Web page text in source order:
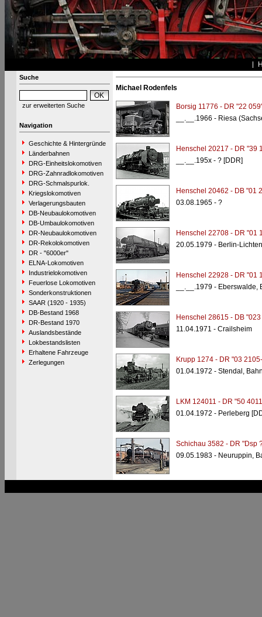
Suche
zur erweiterten Suche
Navigation
Geschichte & Hintergründe
Länderbahnen
DRG-Einheitslokomotiven
DRG-Zahnradlokomotiven
DRG-Schmalspurlok.
Kriegslokomotiven
Verlagerungsbauten
DB-Neubaulokomotiven
DB-Umbaulokomotiven
DR-Neubaulokomotiven
DR-Rekolokomotiven
DR - "6000er"
ELNA-Lokomotiven
Industrielokomotiven
Feuerlose Lokomotiven
Sonderkonstruktionen
SAAR (1920 - 1935)
DB-Bestand 1968
DR-Bestand 1970
Auslandsbestände
Lokbestandslisten
Erhaltene Fahrzeuge
Zerlegungen
Michael Rodenfels
Borsig 11776 - DR "22
__.__.1966 - Riesa
Henschel 20217 - DR "39
__.__.195x - ? [DDR]
Henschel 20462 - DB "01
03.08.1965 - ?
Henschel 22708 - DR "01
20.05.1979 - Berlin-
Henschel 22928 - DR "01
__.__.1979 - Eberswalde,
Henschel 28615 - DB
11.04.1971 - Crailsheim
Krupp 1274 - DR "03
01.04.1972 - Stendal,
LKM 124011 - DR "50
01.04.1972 - Perleberg
Schichau 3582 - DR "Dsp
09.05.1983 - Neuruppin,